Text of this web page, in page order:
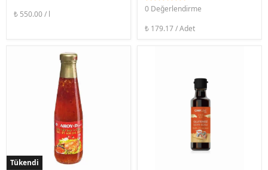
₺ 550.00 / l
0 Değerlendirme
₺ 179.17 / Adet
Tükendi